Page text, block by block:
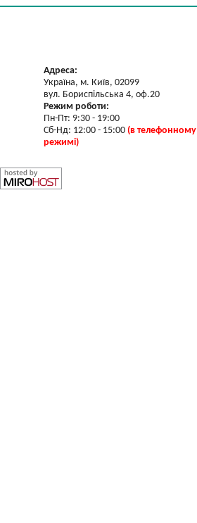
Адреса:
Україна, м. Київ, 02099
вул. Бориспільська 4, оф.20
Режим роботи:
Пн-Пт: 9:30 - 19:00
Сб-Нд: 12:00 - 15:00 (в телефонному
режимі)